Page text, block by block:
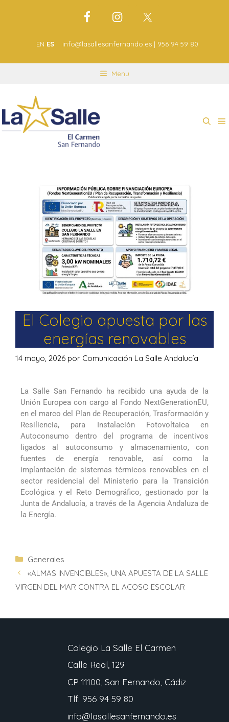
EN ES info@lasallesanfernando.es | 956 94 59 80
Menu
El Colegio apuesta por las
energías renovables
14 mayo, 2026 por Comunicación La Salle Andalucía
La Salle San Fernando ha recibido una ayuda de la
Unión Europea con cargo al Fondo NextGenerationEU,
en el marco del Plan de Recuperación, Trasformación y
Resiliencia, para Instalación Fotovoltaica en
Autoconsumo dentro del programa de incentivos
ligados al autoconsumo y almacenamiento, con
fuentes de energía renovable, así como la
implantación de sistemas térmicos renovables en el
sector residencial del Ministerio para la Transición
Ecológica y el Reto Demográfico, gestionado por la
Junta de Andalucía, a través de la Agencia Andaluza de
la Energía.
Generales
«ALMAS INVENCIBLES», UNA APUESTA DE LA SALLE
VIRGEN DEL MAR CONTRA EL ACOSO ESCOLAR
Colegio La Salle El Carmen
Calle Real, 129
CP 11100, San Fernando, Cádiz
Tlf: 956 94 59 80
info@lasallesanfernando.es